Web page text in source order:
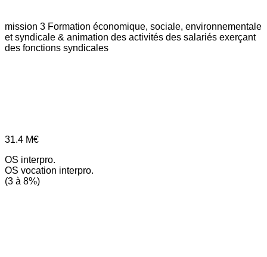
mission 3 Formation économique, sociale, environnementale
et syndicale & animation des activités des salariés exerçant
des fonctions syndicales
31.4 M€
OS interpro.
OS vocation interpro.
(3 à 8%)